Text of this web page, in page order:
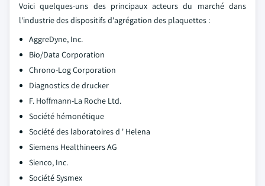
Voici quelques-uns des principaux acteurs du marché dans
l'industrie des dispositifs d'agrégation des plaquettes :
AggreDyne, Inc.
Bio/Data Corporation
Chrono-Log Corporation
Diagnostics de drucker
F. Hoffmann-La Roche Ltd.
Société hémonétique
Société des laboratoires d ' Helena
Siemens Healthineers AG
Sienco, Inc.
Société Sysmex